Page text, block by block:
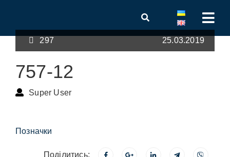
297 25.03.2019
757-12
Super User
Позначки
Поділитись: